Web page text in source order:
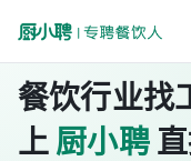
餐饮行业找
上 厨小聘